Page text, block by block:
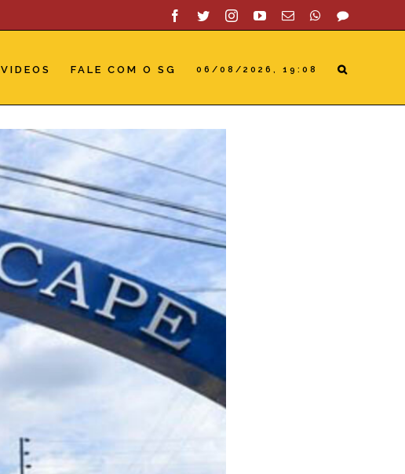
Facebook
TwitterInstagramYouTube
Email WhatsApp
SAC
VIDEOS FALE COM O SG 06/08/2026, 19:08